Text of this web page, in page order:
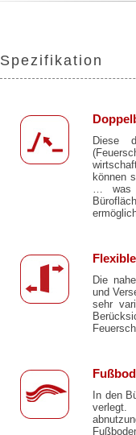
Spezifikation
Diese
können
… was
Die
und
sehr
In den